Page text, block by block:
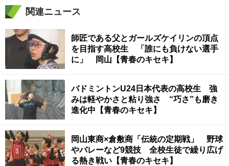
関連ニュース
師匠である父とガールズケイリンの頂点
を目指す高校生 「誰にも負けない選手
に」 岡山【青春のキセキ】
バドミントンU24日本代表の高校生 強
みは軽やかさと粘り強さ “巧さ”も磨き
進化中【青春のキセキ】
岡山東商×倉敷商「伝統の定期戦」 野球
やバレーなど9競技 全校生徒で繰り広げ
る熱き戦い【青春のキセキ】